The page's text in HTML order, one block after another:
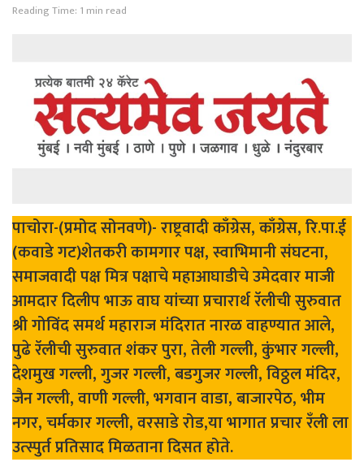
Reading Time: 1 min read
पाचोरा-(प्रमोद सोनवणे)- राष्ट्रवादी काँग्रेस, काँग्रेस, रि.पा.ई
(कवाडे गट)शेतकरी कामगार पक्ष, स्वाभिमानी संघटना,
समाजवादी पक्ष मित्र पक्षाचे महाआघाडीचे उमेदवार माजी
आमदार दिलीप भाऊ वाघ यांच्या प्रचारार्थ रॅलीची सुरुवात
श्री गोविंद समर्थ महाराज मंदिरात नारळ वाहण्यात आले,
पुढे रॅलीची सुरुवात शंकर पुरा, तेली गल्ली, कुंभार गल्ली,
देशमुख गल्ली, गुजर गल्ली, बडगुजर गल्ली, विठ्ठल मंदिर,
जैन गल्ली, वाणी गल्ली, भगवान वाडा, बाजारपेठ, भीम
नगर, चर्मकार गल्ली, वरसाडे रोड,या भागात प्रचार रँली ला
उत्स्पुर्त प्रतिसाद मिळताना दिसत होते.